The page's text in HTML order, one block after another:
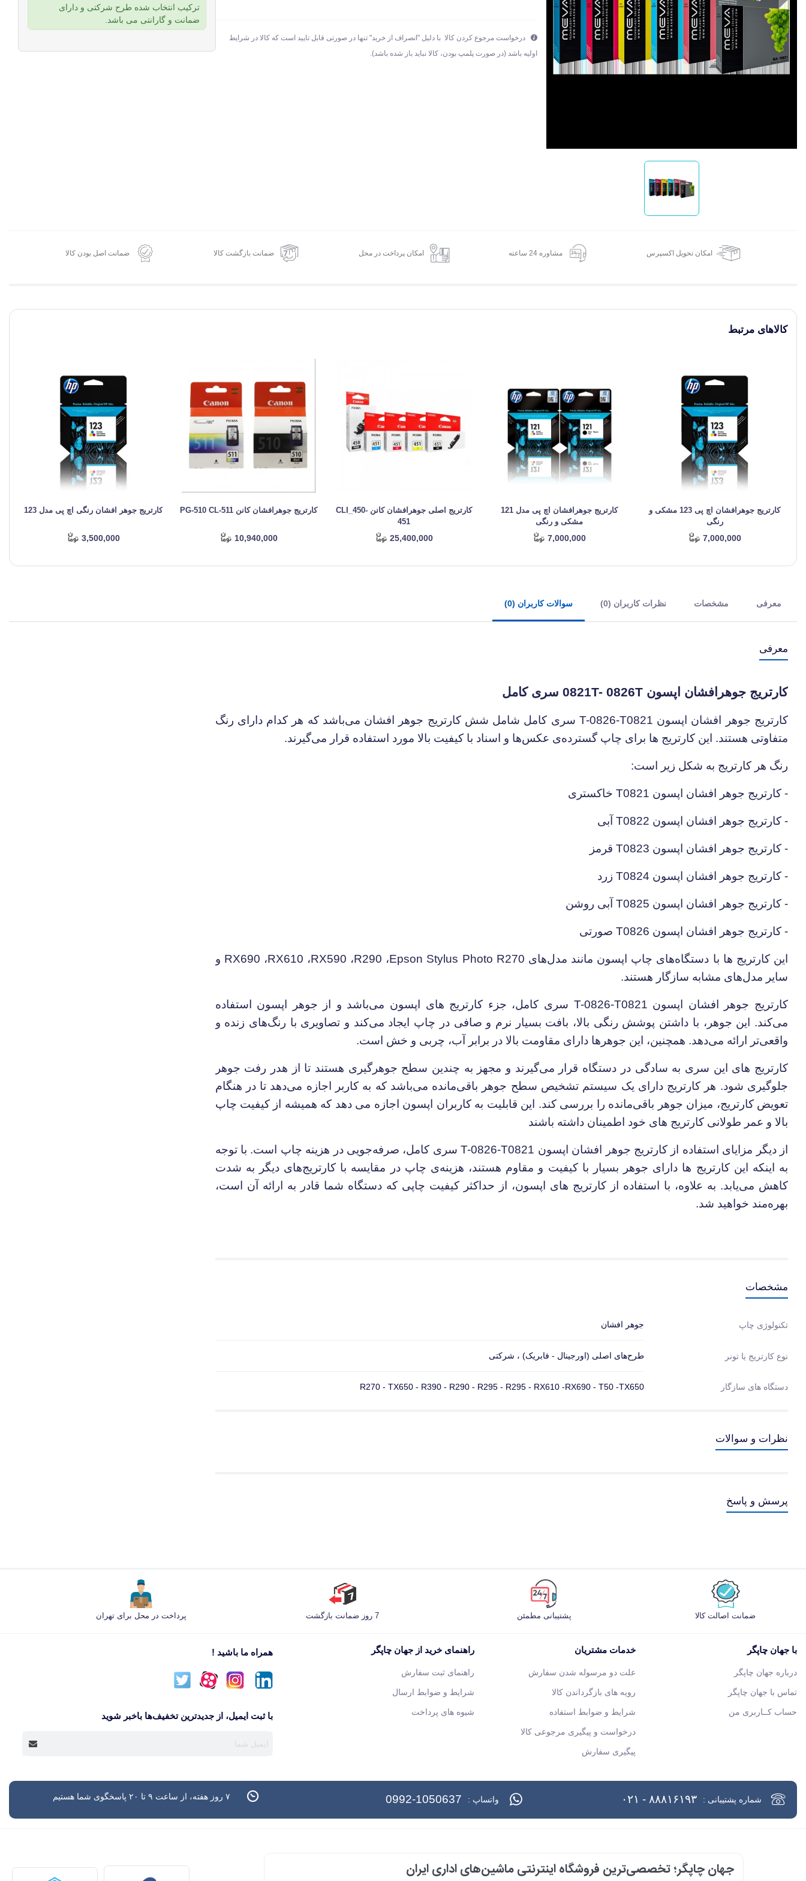
درخواست مرجوع کردن کالا با دلیل "انصراف از خرید" تنها در صورتی قابل تایید است که کالا در شرایط
اولیه باشد (در صورت پلمپ بودن، کالا نباید باز شده باشد).
ترکیب انتخاب شده طرح شرکتی و دارای
ضمانت و گارانتی می باشد.
امکان تحویل اکسپرس مشاوره 24 ساعته امکان پرداخت در محل ضمانت بازگشت کالا ضمانت اصل بودن کالا
کالاهای مرتبط
کارتریج جوهرافشان اچ پی 123 مشکی و
رنگی
7,000,000
کارتریج جوهرافشان اچ پی مدل 121
مشکی و رنگی
7,000,000
کارتریج اصلی جوهرافشان کانن CLI_450-
451
25,400,000
کارتریج جوهرافشان کانن PG-510 CL-511
10,940,000
کارتریج جوهر افشان رنگی اچ پی مدل 123
3,500,000
معرفی مشخصات نظرات کاربران (0) سوالات کاربران (0)
معرفی
کارتریج جوهرافشان اپسون 0821T- 0826T سری کامل
کارتریج جوهر افشان اپسون 0821 T-0826-T سری کامل شامل شش کارتریج جوهر افشان می‌باشد که هر کدام دارای رنگ
متفاوتی هستند. این کارتریج ها برای چاپ گسترده‌ی عکس‌ها و اسناد با کیفیت بالا مورد استفاده قرار می‌گیرند.
رنگ هر کارتریج به شکل زیر است:
- کارتریج جوهر افشان اپسون 0821 T خاکستری
- کارتریج جوهر افشان اپسون 0822 T آبی
- کارتریج جوهر افشان اپسون 0823 T قرمز
- کارتریج جوهر افشان اپسون 0824 T زرد
- کارتریج جوهر افشان اپسون 0825 T آبی روشن
- کارتریج جوهر افشان اپسون 0826 T صورتی
این کارتریج ها با دستگاه‌های چاپ اپسون مانند مدل‌های Epson Stylus Photo R270، ، ، ،
و
سایر مدل‌های مشابه سازگار هستند.
کارتریج جوهر افشان اپسون 0821 T-0826-T سری کامل، جزء کارتریج های اپسون می‌باشد و از جوهر اپسون
استفاده
می‌کند. این جوهر، با داشتن پوشش رنگی بالا، بافت بسیار نرم و صافی در چاپ ایجاد می‌کند و تصاویری با رنگ‌های زنده و
واقعی‌تر ارائه می‌دهد. همچنین، این جوهرها دارای مقاومت بالا در برابر آب، چربی و خش است.
کارتریج های این سری به سادگی در دستگاه قرار می‌گیرند و مجهز به چندین سطح جوهرگیری هستند تا از هدر رفت جوهر
جلوگیری شود. هر کارتریج دارای یک سیستم تشخیص سطح جوهر باقی‌مانده می‌باشد که به کاربر اجازه می‌دهد تا در هنگام
تعویض کارتریج، میزان جوهر باقی‌مانده را بررسی کند. این قابلیت به کاربران اپسون اجازه می دهد که همیشه از کیفیت چاپ
بالا و عمر طولانی کارتریج های خود اطمینان داشته باشند
از دیگر مزایای استفاده از کارتریج جوهر افشان اپسون 0821 T-0826-Tسری کامل، صرفه‌جویی در هزینه چاپ است. با توجه
به اینکه این کارتریج ها دارای جوهر بسیار با کیفیت و مقاوم هستند، هزینه‌ی چاپ در مقایسه با کارتریج‌های دیگر به شدت
کاهش می‌یابد. به علاوه، با استفاده از کارتریج های اپسون، از حداکثر کیفیت چاپی که دستگاه شما قادر به ارائه آن است،
بهره‌مند خواهید شد.
مشخصات
تکنولوژی چاپ جوهر افشان
نوع کارتریج یا تونر طرح‌های اصلی (اورجینال - فابریک) ، شرکتی
دستگاه های سازگار R270 - TX650 - R390 - R290 - R295 - R295 - RX610 -RX690 - T50 -TX650
نظرات و سوالات
پرسش و پاسخ
ضمانت اصالت کالا پشتیبانی مطمئن 7 روز ضمانت بازگشت پرداخت در محل برای تهران
با جهان چاپگر
درباره جهان چاپگر
تماس با جهان چاپگر
حساب کــاربری من
خدمات مشتریان
علت دو مرسوله شدن سفارش
رویه های بازگرداندن کالا
شرایط و ضوابط استفاده
درخواست و پیگیری مرجوعی کالا
پیگیری سفارش
راهنمای خرید از جهان چاپگر
راهنمای ثبت سفارش
شرایط و ضوابط ارسال
شیوه های پرداخت
همراه ما باشید !
با ثبت ایمیل، از جدید‌ترین تخفیف‌ها با‌خبر شوید
شماره پشتیبانی : ۸۸۸۱۶۱۹۳ - ۰۲۱ واتساپ : 0992-1050637 ۷ روز هفته، از ساعت ۹ تا ۲۰ پاسخگوی شما هستیم
جهان چاپگر؛ تخصصی‌ترین فروشگاه اینترنتی ماشین‌های اداری ایران